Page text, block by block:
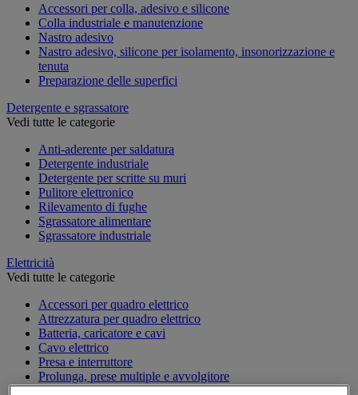
Accessori per colla, adesivo e silicone
Colla industriale e manutenzione
Nastro adesivo
Nastro adesivo, silicone per isolamento, insonorizzazione e
tenuta
Preparazione delle superfici
Detergente e sgrassatore
Vedi tutte le categorie
Anti-aderente per saldatura
Detergente industriale
Detergente per scritte su muri
Pulitore elettronico
Rilevamento di fughe
Sgrassatore alimentare
Sgrassatore industriale
Elettricità
Vedi tutte le categorie
Accessori per quadro elettrico
Attrezzatura per quadro elettrico
Batteria, caricatore e cavi
Cavo elettrico
Presa e interruttore
Prolunga, prese multiple e avvolgitore